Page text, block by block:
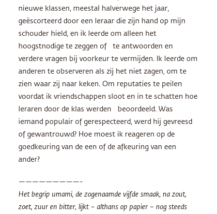
nieuwe klassen, meestal halverwege het jaar,
geëscorteerd door een leraar die zijn hand op mijn
schouder hield, en ik leerde om alleen het
hoogstnodige te zeggen of te antwoorden en
verdere vragen bij voorkeur te vermijden. Ik leerde om
anderen te observeren als zij het niet zagen, om te
zien waar zij naar keken. Om reputaties te peilen
voordat ik vriendschappen sloot en in te schatten hoe
leraren door de klas werden beoordeeld. Was
iemand populair of gerespecteerd, werd hij gevreesd
of gewantrouwd? Hoe moest ik reageren op de
goedkeuring van de een of de afkeuring van een
ander?
—————————-
Het begrip umami, de zogenaamde vijfde smaak, na zout,
zoet, zuur en bitter, lijkt – althans op papier – nog steeds